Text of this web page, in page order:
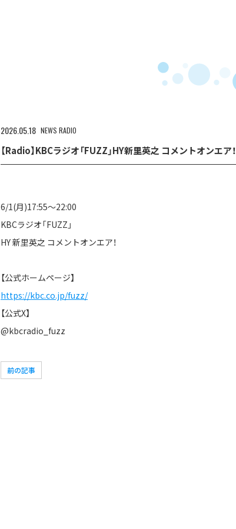
20260518 NEWS RADIO
【Radio】KBCラジオ「FUZZ」HY新里英之 コメントオンエア！
6/1(月)17:55〜22:00
KBCラジオ「FUZZ」
HY 新里英之 コメントオンエア！
【公式ホームページ】
https://kbc.co.jp/fuzz/
【公式X】
@kbcradio_fuzz
前の記事